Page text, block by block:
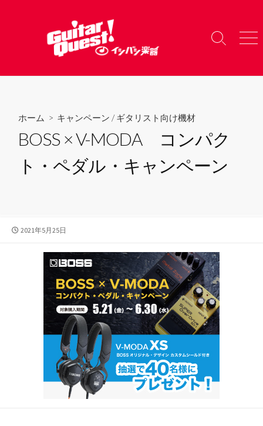
へ
検
り
メ
ー
ホーム > キャンペーン /ギタリスト向け機材
BOSS × V-MODA コンパク
ト・ペダル・キャンペーン
公
2021年5月25日